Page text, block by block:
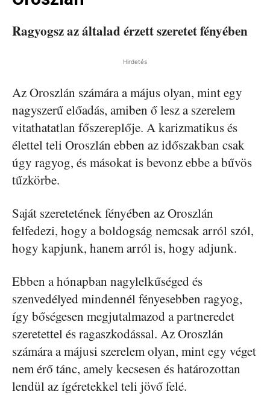
Ragyogsz az általad érzett szeretet fényében
Hirdetés
Az Oroszlán számára a május olyan, mint egy
nagyszerű előadás, amiben ő lesz a szerelem
vitathatatlan főszereplője. A karizmatikus és
élettel teli Oroszlán ebben az időszakban csak
úgy ragyog, és másokat is bevonz ebbe a bűvös
tűzkörbe.
Saját szeretetének fényében az Oroszlán
felfedezi, hogy a boldogság nemcsak arról szól,
hogy kapjunk, hanem arról is, hogy adjunk.
Ebben a hónapban nagylelkűséged és
szenvedélyed mindennél fényesebben ragyog,
így bőségesen megjutalmazod a partneredet
szeretettel és ragaszkodással. Az Oroszlán
számára a májusi szerelem olyan, mint egy véget
nem érő tánc, amely kecsesen és határozottan
lendül az ígéretekkel teli jövő felé.